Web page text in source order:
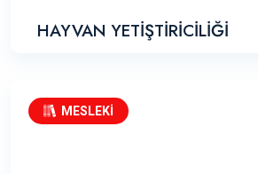
HAYVAN YETİŞTİRİCİLİĞİ
MESLEKİ